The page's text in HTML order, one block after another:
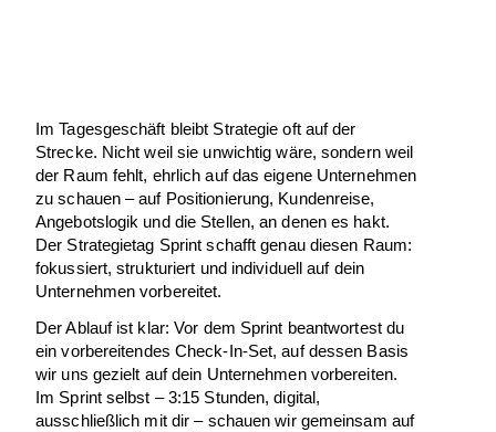
Im Tagesgeschäft bleibt Strategie oft auf der
Strecke. Nicht weil sie unwichtig wäre, sondern weil
der Raum fehlt, ehrlich auf das eigene Unternehmen
zu schauen – auf Positionierung, Kundenreise,
Angebotslogik und die Stellen, an denen es hakt.
Der Strategietag Sprint schafft genau diesen Raum:
fokussiert, strukturiert und individuell auf dein
Unternehmen vorbereitet.
Der Ablauf ist klar: Vor dem Sprint beantwortest du
ein vorbereitendes Check-In-Set, auf dessen Basis
wir uns gezielt auf dein Unternehmen vorbereiten.
Im Sprint selbst – 3:15 Stunden, digital,
ausschließlich mit dir – schauen wir gemeinsam auf